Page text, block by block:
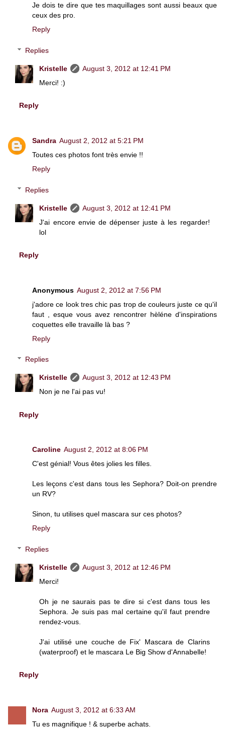
Je dois te dire que tes maquillages sont aussi beaux que
ceux des pro.
Reply
Replies
Kristelle
August 3, 2012 at 12:41 PM
Merci! :)
Reply
Sandra August 2, 2012 at 5:21 PM
Toutes ces photos font très envie !!
Reply
Replies
Kristelle
August 3, 2012 at 12:41 PM
J'ai encore envie de dépenser juste à les regarder!
lol
Reply
Anonymous August 2, 2012 at 7:56 PM
j'adore ce look tres chic pas trop de couleurs juste ce qu'il
faut , esque vous avez rencontrer hèléne d'inspirations
coquettes elle travaille là bas ?
Reply
Replies
Kristelle
August 3, 2012 at 12:43 PM
Non je ne l'ai pas vu!
Reply
Caroline August 2, 2012 at 8:06 PM
C'est génial! Vous êtes jolies les filles.
Les leçons c'est dans tous les Sephora? Doit-on prendre
un RV?
Sinon, tu utilises quel mascara sur ces photos?
Reply
Replies
Kristelle
August 3, 2012 at 12:46 PM
Merci!
Oh je ne saurais pas te dire si c'est dans tous les
Sephora. Je suis pas mal certaine qu'il faut prendre
rendez-vous.
J'ai utilisé une couche de Fix' Mascara de Clarins
(waterproof) et le mascara Le Big Show d'Annabelle!
Reply
Nora August 3, 2012 at 6:33 AM
Tu es magnifique ! & superbe achats.